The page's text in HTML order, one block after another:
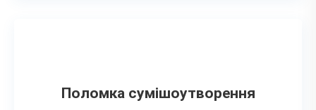
Поломка сумішоутворення